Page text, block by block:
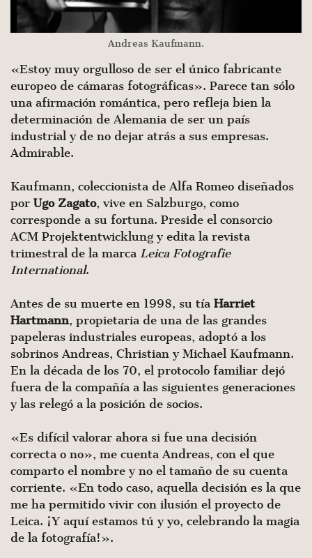
Andreas Kaufmann.
«Estoy muy orgulloso de ser el único fabricante
europeo de cámaras fotográficas». Parece tan sólo
una afirmación romántica, pero refleja bien la
determinación de Alemania de ser un país
industrial y de no dejar atrás a sus empresas.
Admirable.
Kaufmann, coleccionista de Alfa Romeo diseñados
por Ugo Zagato, vive en Salzburgo, como
corresponde a su fortuna. Preside el consorcio
ACM Projektentwicklung y edita la revista
trimestral de la marca Leica Fotografie
International.
Antes de su muerte en 1998, su tía Harriet
Hartmann, propietaria de una de las grandes
papeleras industriales europeas, adoptó a los
sobrinos Andreas, Christian y Michael Kaufmann.
En la década de los 70, el protocolo familiar dejó
fuera de la compañía a las siguientes generaciones
y las relegó a la posición de socios.
«Es difícil valorar ahora si fue una decisión
correcta o no», me cuenta Andreas, con el que
comparto el nombre y no el tamaño de su cuenta
corriente. «En todo caso, aquella decisión es la que
me ha permitido vivir con ilusión el proyecto de
Leica. ¡Y aquí estamos tú y yo, celebrando la magia
de la fotografía!».